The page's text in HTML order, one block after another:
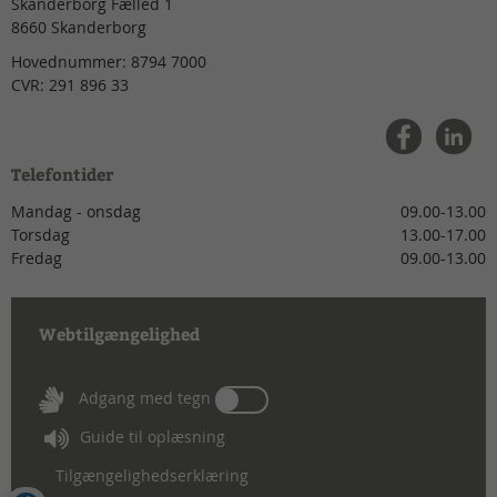
8660 Skanderborg
Hovednummer: 8794 7000
CVR: 291 896 33
Telefontider
Mandag - onsdag
09.00-13.00
Torsdag
13.00-17.00
Fredag
09.00-13.00
Webtilgængelighed
Adgang med tegn Tænd
eller
sluk
for
Adgang
Guide til oplæsning
Tilgængelighedserklæring